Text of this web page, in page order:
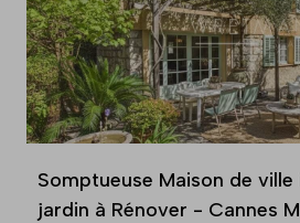
Somptueuse Maison de
jardin à Rénover - Cannes